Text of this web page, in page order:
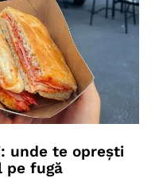
unde te oprești
pe fugă